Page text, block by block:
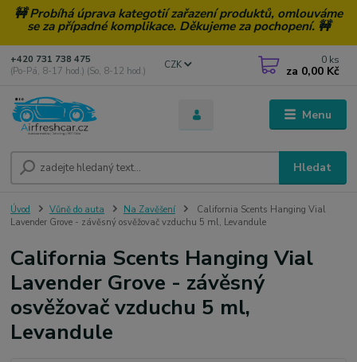
🚧 Probíhá úprava kategotií zařazení produktů, omlouváme
se za případné komplikace. Děkujeme za pochopení. 🚧
Menu
CZK
Hledat
+420 731 738 475
(Po-Pá, 8-17 hod.) (So, 8-12 hod.)
0 ks
za 0,00 Kč
Úvod Vůně do auta Na Zavěšení
California Scents Hanging Vial
Lavender Grove - závěsný osvěžovač vzduchu 5 ml, Levandule
California Scents Hanging Vial
Lavender Grove - závěsný
osvěžovač vzduchu 5 ml,
Levandule